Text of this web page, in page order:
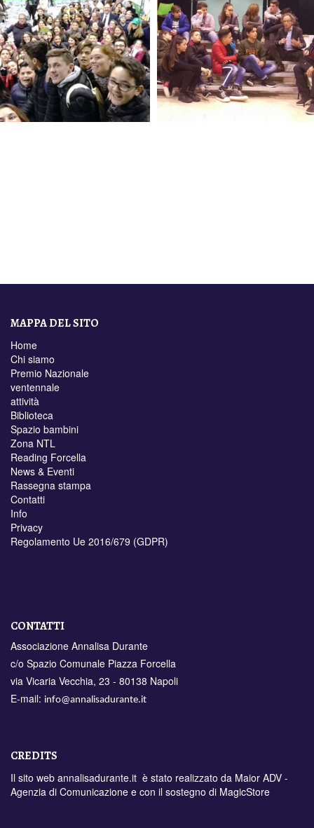
MAPPA DEL SITO
Home
Chi siamo
Premio Nazionale
ventennale
attività
Biblioteca
Spazio bambini
Zona NTL
Reading Forcella
News & Eventi
Rassegna stampa
Contatti
Info
Privacy
Regolamento Ue 2016/679 (GDPR)
CONTATTI
Associazione Annalisa Durante
c/o Spazio Comunale Piazza Forcella
via Vicaria Vecchia, 23 - 80138 Napoli
E-mail: info@annalisadurante.it
CREDITS
Il sito web annalisadurante.it è stato realizzato da Maior ADV -
Agenzia di Comunicazione e con il sostegno di MagicStore